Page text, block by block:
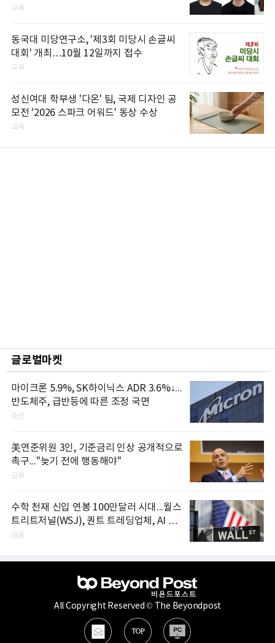
교육
동국대 미당연구소, '제3회 미당시 손글씨
대회' 개최…10월 12일까지 접수
교육
성신여대 학부생 '다온' 팀, 국제 디자인 공
모전 '2026 스파크 어워드' 동상 수상
교육
글로벌마켓
마이크론 5.9%, SK하이닉스 ADR 3.6%↓...
반도체주, 급반등에 따른 조정 국면
증권
美연준위원 3인, 기준금리 인상 공개적으로
촉구..."늦기 전에 행동해야"
금융
수학 천재 신입 연봉 100만달러 시대...월스
트리트저널(WSJ), 퀀트 트레딩업체, AI 기
업들 인재 확보 경쟁
금융
All Copyright Reserved © The Beyondpost